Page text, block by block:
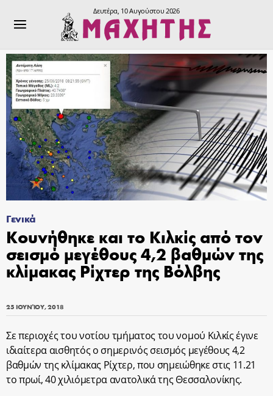
Δευτέρα, 10 Αυγούστου 2026
Γενικά
Κουνήθηκε και το Κιλκίς από τον
σεισμό μεγέθους 4,2 βαθμών της
κλίμακας Ρίχτερ της Βόλβης
25 ΙΟΥΝΊΟΥ, 2018
Σε περιοχές του νοτίου τμήματος του νομού Κιλκίς έγινε
ιδιαίτερα αισθητός ο σημερινός σεισμός μεγέθους 4,2
βαθμών της κλίμακας Ρίχτερ, που σημειώθηκε στις 11.21
το πρωί, 40 χιλιόμετρα ανατολικά της Θεσσαλονίκης.